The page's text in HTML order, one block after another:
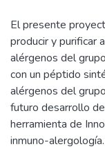
El presente
producir y purificar
alérgenos del
con un péptido
alérgenos del
futuro desarrollo
herramienta de
inmuno-alergología.